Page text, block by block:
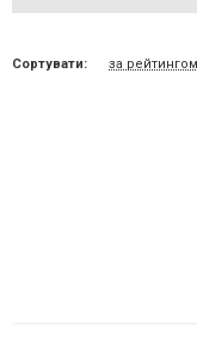
Сортувати: за рейтингом